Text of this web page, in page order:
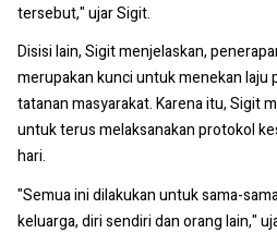
tersebut," ujar Sigit.
Disisi lain, Sigit menjelaskan,
merupakan kunci untuk menekan laju
tatanan masyarakat. Karena itu, Sigit
untuk terus melaksanakan protokol
hari.
"Semua ini dilakukan untuk sama-
keluarga, diri sendiri dan orang lain,"